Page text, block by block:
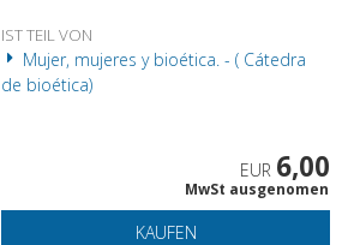
IST TEIL VON
Mujer, mujeres y bioética. - ( Cátedra
de bioética)
EUR 6,00
MwSt ausgenomen
KAUFEN